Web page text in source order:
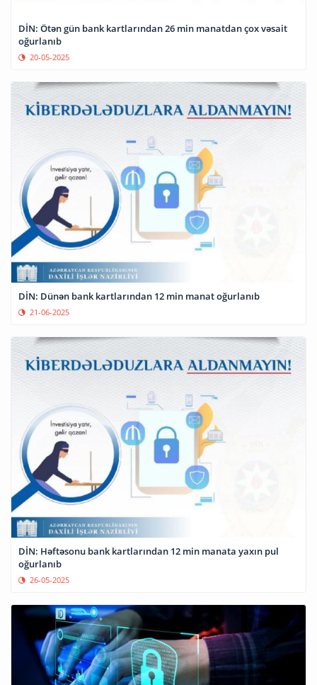
DİN: Ötən gün bank kartlarından 26 min manatdan çox vəsait
oğurlanıb
20-05-2025
DİN: Dünən bank kartlarından 12 min manat oğurlanıb
21-06-2025
DİN: Həftəsonu bank kartlarından 12 min manata yaxın pul
oğurlanıb
26-05-2025